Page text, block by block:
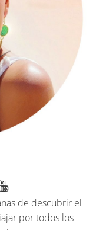
de descubrir el
por todos los